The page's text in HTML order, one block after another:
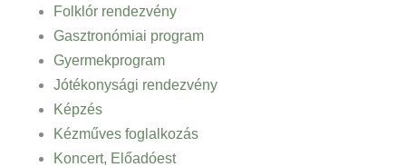
Folklór rendezvény
Gasztronómiai program
Gyermekprogram
Jótékonysági rendezvény
Képzés
Kézműves foglalkozás
Koncert, Előadóest